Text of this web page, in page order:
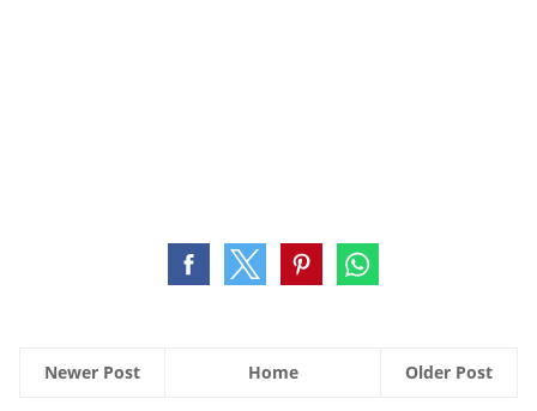
Newer Post Older Post
Home